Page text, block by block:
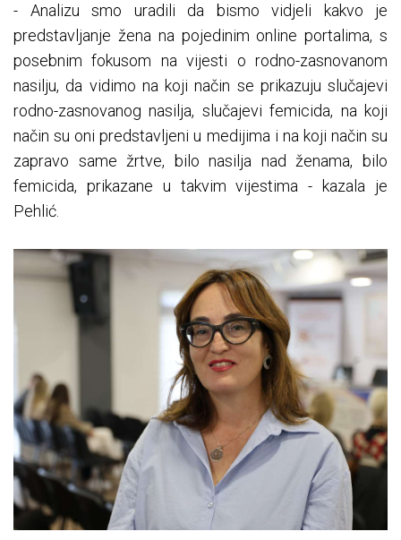
- Analizu smo uradili da bismo vidjeli kakvo je
predstavljanje žena na pojedinim online portalima, s
posebnim fokusom na vijesti o rodno-zasnovanom
nasilju, da vidimo na koji način se prikazuju slučajevi
rodno-zasnovanog nasilja, slučajevi femicida, na koji
način su oni predstavljeni u medijima i na koji način su
zapravo same žrtve, bilo nasilja nad ženama, bilo
femicida, prikazane u takvim vijestima - kazala je
Pehlić.